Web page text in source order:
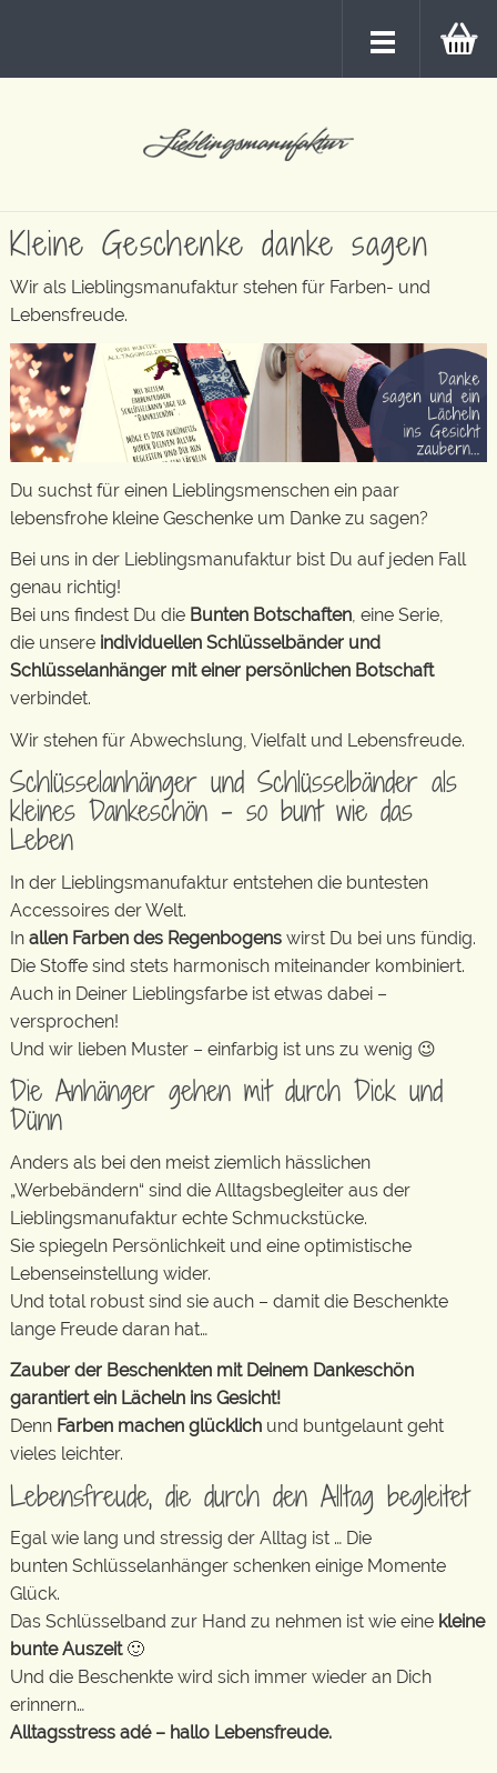
Kleine Geschenke danke sagen
Wir als Lieblingsmanufaktur stehen für Farben- und
Lebensfreude.
Du suchst für einen Lieblingsmenschen ein paar
lebensfrohe kleine Geschenke um Danke zu sagen?
Bei uns in der Lieblingsmanufaktur bist Du auf jeden Fall
genau richtig!
Bei uns findest Du die Bunten Botschaften, eine Serie,
die unsere individuellen Schlüsselbänder und
Schlüsselanhänger mit einer persönlichen Botschaft
verbindet.
Wir stehen für Abwechslung, Vielfalt und Lebensfreude.
Schlüsselanhänger und Schlüsselbänder als
kleines Dankeschön – so bunt wie das
Leben
In der Lieblingsmanufaktur entstehen die buntesten
Accessoires der Welt.
In allen Farben des Regenbogens wirst Du bei uns fündig.
Die Stoffe sind stets harmonisch miteinander kombiniert.
Auch in Deiner Lieblingsfarbe ist etwas dabei –
versprochen!
Und wir lieben Muster – einfarbig ist uns zu wenig 😉
Die Anhänger gehen mit durch Dick und
Dünn
Anders als bei den meist ziemlich hässlichen
„Werbebändern“ sind die Alltagsbegleiter aus der
Lieblingsmanufaktur echte Schmuckstücke.
Sie spiegeln Persönlichkeit und eine optimistische
Lebenseinstellung wider.
Und total robust sind sie auch – damit die Beschenkte
lange Freude daran hat…
Zauber der Beschenkten mit Deinem Dankeschön
garantiert ein Lächeln ins Gesicht!
Denn Farben machen glücklich und buntgelaunt geht
vieles leichter.
Lebensfreude, die durch den Alltag begleitet
Egal wie lang und stressig der Alltag ist … Die
bunten Schlüsselanhänger schenken einige Momente
Glück.
Das Schlüsselband zur Hand zu nehmen ist wie eine kleine
bunte Auszeit🙂
Und die Beschenkte wird sich immer wieder an Dich
erinnern…
Alltagsstress adé – hallo Lebensfreude.